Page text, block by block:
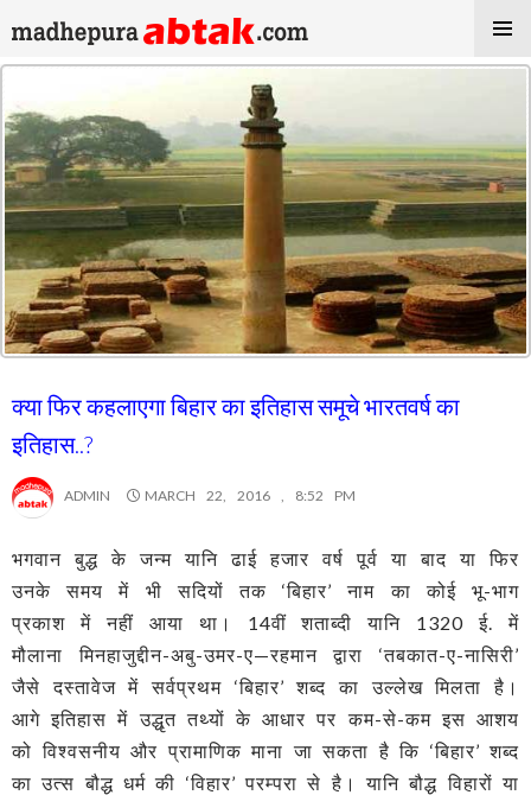
क्या फिर कहलाएगा बिहार का इतिहास समूचे भारतवर्ष का
इतिहास..?
ADMIN MARCH 22, 2016 , 8:52 PM
भगवान बुद्ध के जन्म यानि ढाई हजार वर्ष पूर्व या बाद या फिर
उनके समय में भी सदियों तक ‘बिहार’ नाम का कोई भू-भाग
प्रकाश में नहीं आया था। 14वीं शताब्दी यानि 1320 ई. में
मौलाना मिनहाजुद्दीन-अबु-उमर-ए—रहमान द्वारा ‘तबकात-ए-नासिरी’
जैसे दस्तावेज में सर्वप्रथम ‘बिहार’ शब्द का उल्लेख मिलता है।
आगे इतिहास में उद्धृत तथ्यों के आधार पर कम-से-कम इस आशय
को विश्वसनीय और प्रामाणिक माना जा सकता है कि ‘बिहार’ शब्द
का उत्स बौद्ध धर्म की ‘विहार’ परम्परा से है। यानि बौद्ध विहारों या